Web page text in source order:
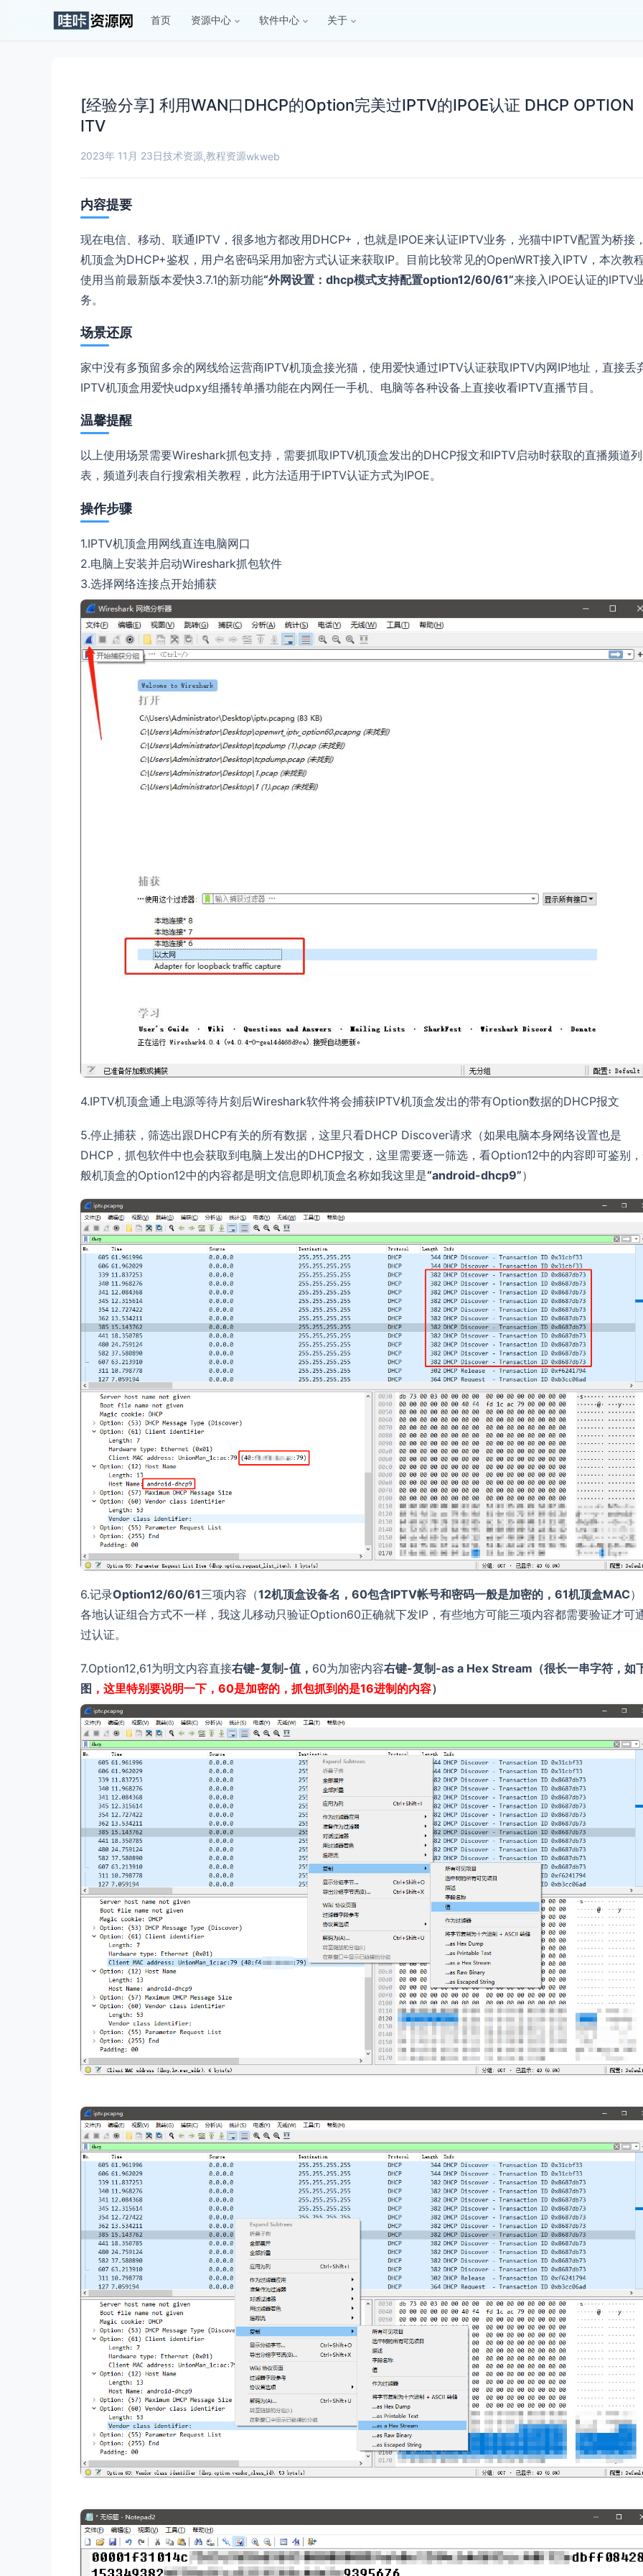
首页 资源中心 软件中心 关于
[经验分享] 利用WAN口DHCP的Option完美过IPTV的IPOE认证 DHCP OPTION
ITV
2023年 11月 23日技术资源,教程资源wkweb
内容提要
现在电信、移动、联通IPTV，很多地方都改用DHCP+，也就是IPOE来认证IPTV业务，光猫中IPTV配置为桥接
机顶盒为DHCP+鉴权，用户名密码采用加密方式认证来获取IP。目前比较常见的OpenWRT接入IPTV，本次教
使用当前最新版本爱快3.7.1的新功能“外网设置：dhcp模式支持配置option12/60/61”来接入IPOE认证的IPTV
务。
场景还原
家中没有多预留多余的网线给运营商IPTV机顶盒接光猫，使用爱快通过IPTV认证获取IPTV内网IP地址，直接丢
IPTV机顶盒用爱快udpxy组播转单播功能在内网任一手机、电脑等各种设备上直接收看IPTV直播节目。
温馨提醒
以上使用场景需要Wireshark抓包支持，需要抓取IPTV机顶盒发出的DHCP报文和IPTV启动时获取的直播频道列
表，频道列表自行搜索相关教程，此方法适用于IPTV认证方式为IPOE。
操作步骤
1.IPTV机顶盒用网线直连电脑网口
2.电脑上安装并启动Wireshark抓包软件
3.选择网络连接点开始捕获
4.IPTV机顶盒通上电源等待片刻后Wireshark软件将会捕获IPTV机顶盒发出的带有Option数据的DHCP报文
5.停止捕获，筛选出跟DHCP有关的所有数据，这里只看DHCP Discover请求（如果电脑本身网络设置也是
DHCP，抓包软件中也会获取到电脑上发出的DHCP报文，这里需要逐一筛选，看Option12中的内容即可鉴别
般机顶盒的Option12中的内容都是明文信息即机顶盒名称如我这里是“android-dhcp9”）
6.记录Option12/60/61三项内容（12机顶盒设备名，60包含IPTV帐号和密码一般是加密的，61机顶盒MAC
各地认证组合方式不一样，我这儿移动只验证Option60正确就下发IP，有些地方可能三项内容都需要验证才可
过认证。
7.Option12,61为明文内容直接右键-复制-值， 60为加密内容右键-复制-as a Hex Stream（很长一串字符，如
图 ，这里特别要说明一下，60是加密的，抓包抓到的是16进制的内容）